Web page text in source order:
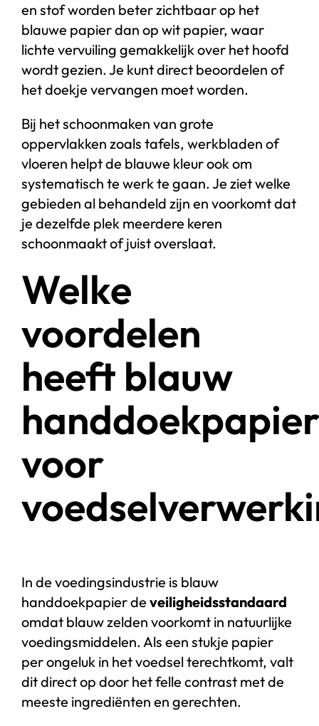
en stof worden beter zichtbaar op het
blauwe papier dan op wit papier, waar
lichte vervuiling gemakkelijk over het hoofd
wordt gezien. Je kunt direct beoordelen of
het doekje vervangen moet worden.
Bij het schoonmaken van grote
oppervlakken zoals tafels, werkbladen of
vloeren helpt de blauwe kleur ook om
systematisch te werk te gaan. Je ziet welke
gebieden al behandeld zijn en voorkomt dat
je dezelfde plek meerdere keren
schoonmaakt of juist overslaat.
Welke
voordelen
heeft blauw
handdoekpapier
voor
In de voedingsindustrie is blauw
handdoekpapier de veiligheidsstandaard
omdat blauw zelden voorkomt in natuurlijke
voedingsmiddelen. Als een stukje papier
per ongeluk in het voedsel terechtkomt, valt
dit direct op door het felle contrast met de
meeste ingrediënten en gerechten.